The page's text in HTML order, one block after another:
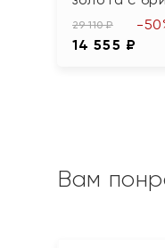
29 110 ₽
14 555 ₽
-
Вам